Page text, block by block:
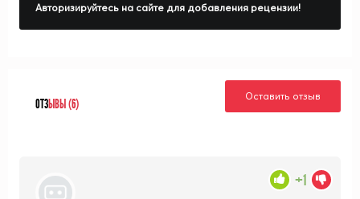
Авторизируйтесь на сайте для добавления рецензии!
ОТЗЫВЫ (6)
Оставить отзыв
+1